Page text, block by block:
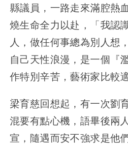
縣議員，一路走來滿腔熱
燒生命全力以赴，「我認
人，做任何事總為別人想
自己天性浪漫，是一個『
作特別辛苦，藝術家比較
梁育慈回想起，有一次劉
混要有點心機，語畢後兩
宣，隨遇而安不強求是他